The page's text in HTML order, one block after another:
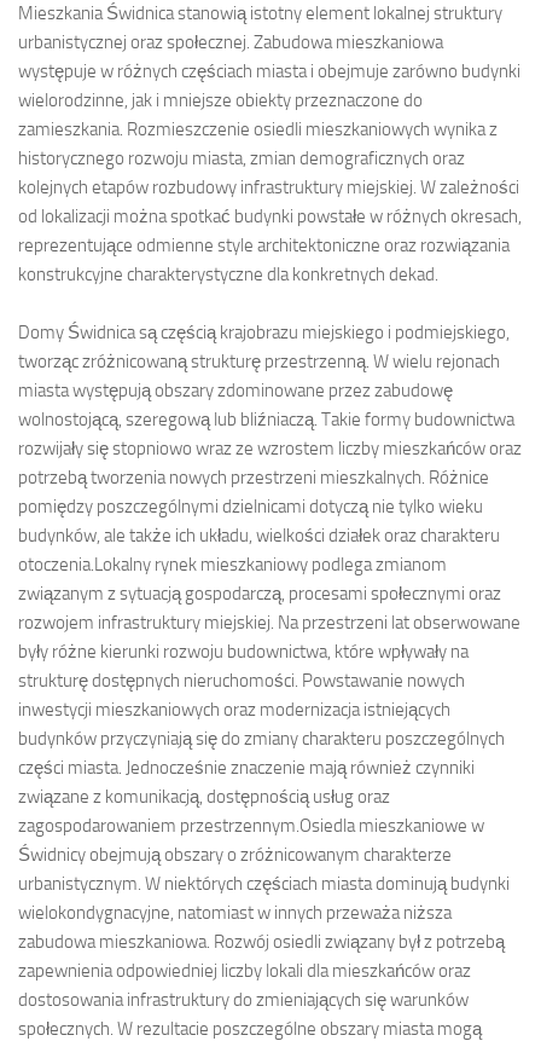
Mieszkania Świdnica stanowią istotny element lokalnej struktury
urbanistycznej oraz społecznej. Zabudowa mieszkaniowa
występuje w różnych częściach miasta i obejmuje zarówno budynki
wielorodzinne, jak i mniejsze obiekty przeznaczone do
zamieszkania. Rozmieszczenie osiedli mieszkaniowych wynika z
historycznego rozwoju miasta, zmian demograficznych oraz
kolejnych etapów rozbudowy infrastruktury miejskiej. W zależności
od lokalizacji można spotkać budynki powstałe w różnych okresach,
reprezentujące odmienne style architektoniczne oraz rozwiązania
konstrukcyjne charakterystyczne dla konkretnych dekad.
Domy Świdnica są częścią krajobrazu miejskiego i podmiejskiego,
tworząc zróżnicowaną strukturę przestrzenną. W wielu rejonach
miasta występują obszary zdominowane przez zabudowę
wolnostojącą, szeregową lub bliźniaczą. Takie formy budownictwa
rozwijały się stopniowo wraz ze wzrostem liczby mieszkańców oraz
potrzebą tworzenia nowych przestrzeni mieszkalnych. Różnice
pomiędzy poszczególnymi dzielnicami dotyczą nie tylko wieku
budynków, ale także ich układu, wielkości działek oraz charakteru
otoczenia.Lokalny rynek mieszkaniowy podlega zmianom
związanym z sytuacją gospodarczą, procesami społecznymi oraz
rozwojem infrastruktury miejskiej. Na przestrzeni lat obserwowane
były różne kierunki rozwoju budownictwa, które wpływały na
strukturę dostępnych nieruchomości. Powstawanie nowych
inwestycji mieszkaniowych oraz modernizacja istniejących
budynków przyczyniają się do zmiany charakteru poszczególnych
części miasta. Jednocześnie znaczenie mają również czynniki
związane z komunikacją, dostępnością usług oraz
zagospodarowaniem przestrzennym.Osiedla mieszkaniowe w
Świdnicy obejmują obszary o zróżnicowanym charakterze
urbanistycznym. W niektórych częściach miasta dominują budynki
wielokondygnacyjne, natomiast w innych przeważa niższa
zabudowa mieszkaniowa. Rozwój osiedli związany był z potrzebą
zapewnienia odpowiedniej liczby lokali dla mieszkańców oraz
dostosowania infrastruktury do zmieniających się warunków
społecznych. W rezultacie poszczególne obszary miasta mogą